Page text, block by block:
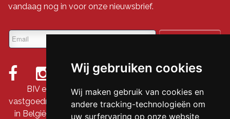
Wij gebruiken cookies
Wij maken gebruik van cookies en
andere tracking-technologieën om
uw surfervaring op onze website
vandaag nog in voor onze nieuwsbrief.
BIV erkende vastgoedmakelaar-bemiddelaar &
vastgoedmakelaar-rentmeester onder nummer 509 845
in België - Ondernemingsnummer: BTW BE-0690 711